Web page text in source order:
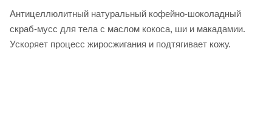
Антицеллюлитный натуральный кофейно-шоколадный
скраб-мусс для тела с маслом кокоса, ши и макадамии.
Ускоряет процесс жиросжигания и подтягивает кожу.